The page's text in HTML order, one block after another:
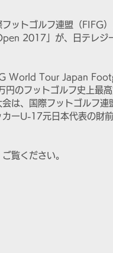
ットゴルフ連盟（FIFG
2017」が、日テレジ
World Tour Japan
のフットゴルフ史上最高
は、国際フットゴルフ連
ーU-17元日本代表の財
覧ください。